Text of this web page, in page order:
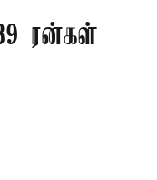
ரன்கள்